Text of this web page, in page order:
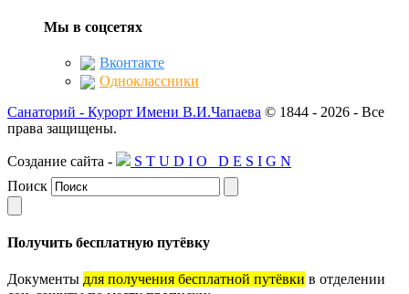
Мы в соцсетях
Вконтакте
Одноклассники
Санаторий - Курорт Имени В.И.Чапаева © 1844 - 2026 - Все
права защищены.
Создание сайта - S T U D I O D E S I G N
Поиск
Получить бесплатную путёвку
Документы для получения бесплатной путёвки в отделении